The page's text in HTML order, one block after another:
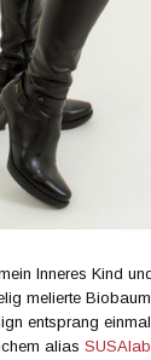
Inneres Kind
melierte
entsprang
alias